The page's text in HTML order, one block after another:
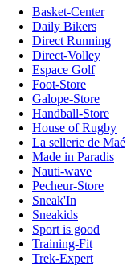
Basket-Center
Daily Bikers
Direct Running
Direct-Volley
Espace Golf
Foot-Store
Galope-Store
Handball-Store
House of Rugby
La sellerie de Maé
Made in Paradis
Nauti-wave
Pecheur-Store
Sneak'In
Sneakids
Sport is good
Training-Fit
Trek-Expert